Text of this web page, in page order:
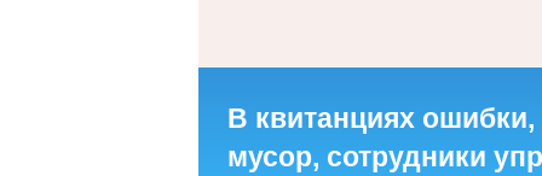
В квитанциях
мусор, сотрудники